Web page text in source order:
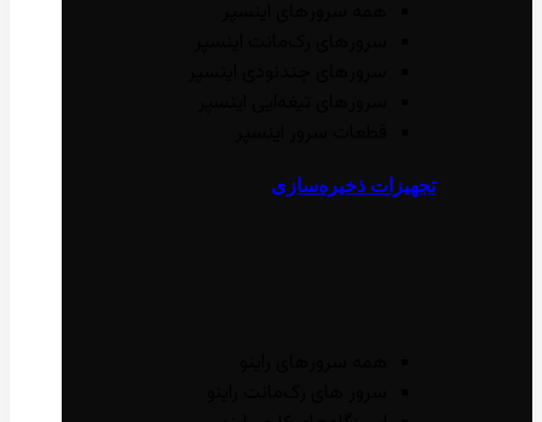
تجهیزات ذخیره‌سازی